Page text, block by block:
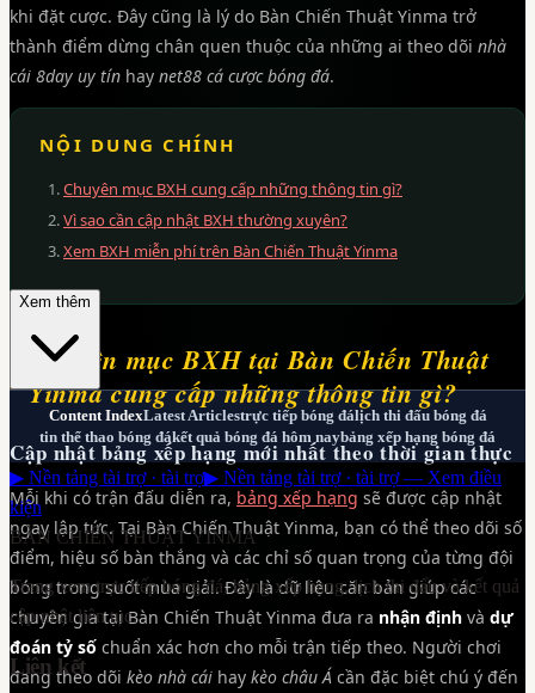
khi đặt cược. Đây cũng là lý do Bàn Chiến Thuật Yinma trở
thành điểm dừng chân quen thuộc của những ai theo dõi nhà
cái 8day uy tín hay net88 cá cược bóng đá.
NỘI DUNG CHÍNH
Chuyên mục BXH cung cấp những thông tin gì?
Vì sao cần cập nhật BXH thường xuyên?
Xem BXH miễn phí trên Bàn Chiến Thuật Yinma
Chuyên mục BXH tại Bàn Chiến Thuật
Yinma cung cấp những thông tin gì?
Cập nhật bảng xếp hạng mới nhất theo thời gian thực
Mỗi khi có trận đấu diễn ra, bảng xếp hạng sẽ được cập nhật
ngay lập tức. Tại Bàn Chiến Thuật Yinma, bạn có thể theo dõi số
điểm, hiệu số bàn thắng và các chỉ số quan trọng của từng đội
bóng trong suốt mùa giải. Đây là dữ liệu căn bản giúp các
chuyên gia tại Bàn Chiến Thuật Yinma đưa ra nhận định và dự
đoán tỷ số chuẩn xác hơn cho mỗi trận tiếp theo. Người chơi
đang theo dõi kèo nhà cái hay kèo châu Á cần đặc biệt chú ý đến
Xem thêm
Content IndexLatest Articlestrực tiếp bóng đálịch thi đấu bóng đá
tin thể thao bóng đákết quả bóng đá hôm naybảng xếp hạng bóng đá
▶ Nền tảng tài trợ · tài trợ▶ Nền tảng tài trợ · tài trợ — Xem điều
kiện
BÀN CHIẾN THUẬTYINMA
Trang xem trực tiếp bóng đá, bảng xếp hạng, lịch thi đấu và kết quả
cập nhật liên tục.
Liên kết